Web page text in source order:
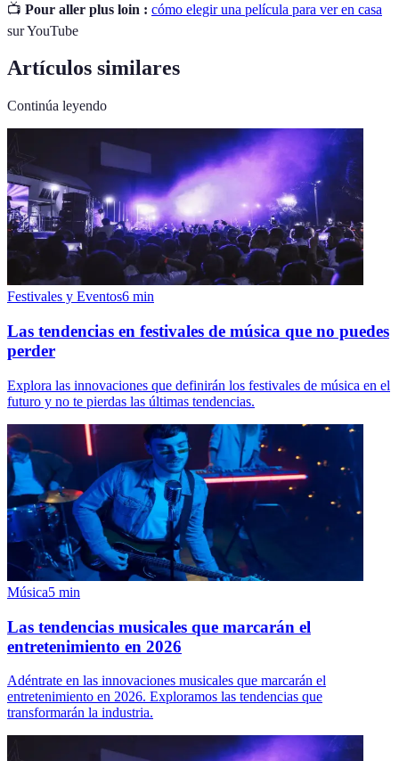
📺 Pour aller plus loin : cómo elegir una película para ver en casa
sur YouTube
Artículos similares
Continúa leyendo
Festivales y Eventos6 min
Las tendencias en festivales de música que no puedes
perder
Explora las innovaciones que definirán los festivales de música en el
futuro y no te pierdas las últimas tendencias.
Música5 min
Las tendencias musicales que marcarán el
entretenimiento en 2026
Adéntrate en las innovaciones musicales que marcarán el
entretenimiento en 2026. Exploramos las tendencias que
transformarán la industria.